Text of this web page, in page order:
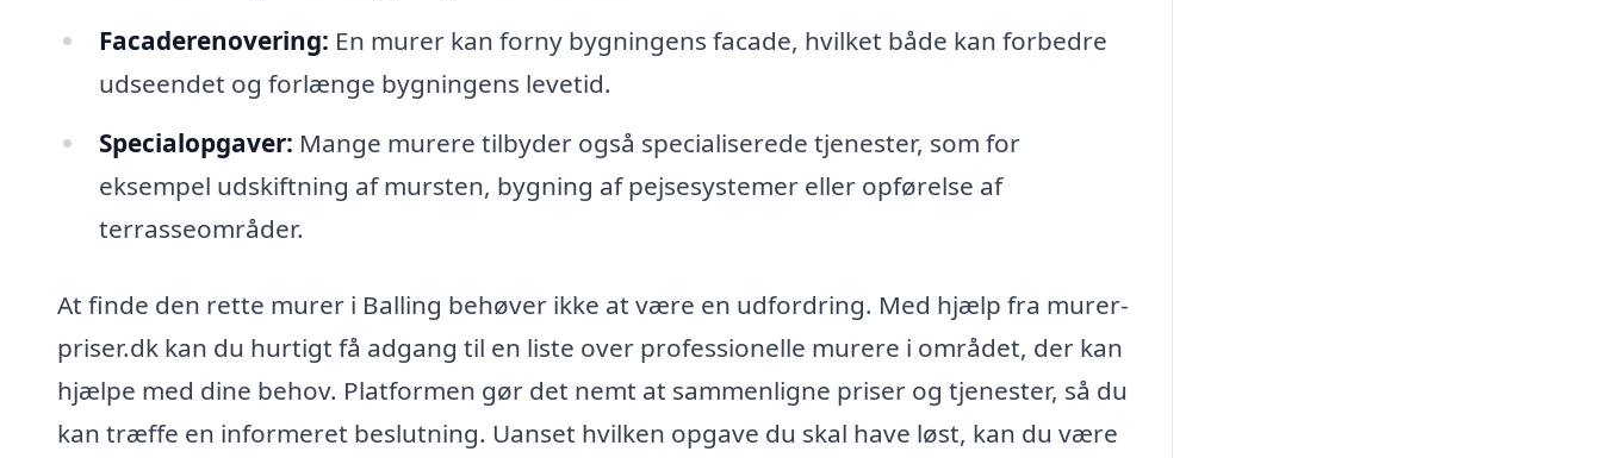
Facaderenovering: En murer kan forny bygningens facade, hvilket både kan forbedre
udseendet og forlænge bygningens levetid.
Specialopgaver: Mange murere tilbyder også specialiserede tjenester, som for
eksempel udskiftning af mursten, bygning af pejsesystemer eller opførelse af
terrasseområder.
At finde den rette murer i Balling behøver ikke at være en udfordring. Med hjælp fra murer-
priser.dk kan du hurtigt få adgang til en liste over professionelle murere i området, der kan
hjælpe med dine behov. Platformen gør det nemt at sammenligne priser og tjenester, så du
kan træffe en informeret beslutning. Uanset hvilken opgave du skal have løst, kan du være